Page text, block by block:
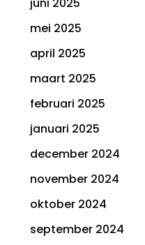
mei 2025
april 2025
maart 2025
februari 2025
januari 2025
december 2024
november 2024
oktober 2024
september 2024